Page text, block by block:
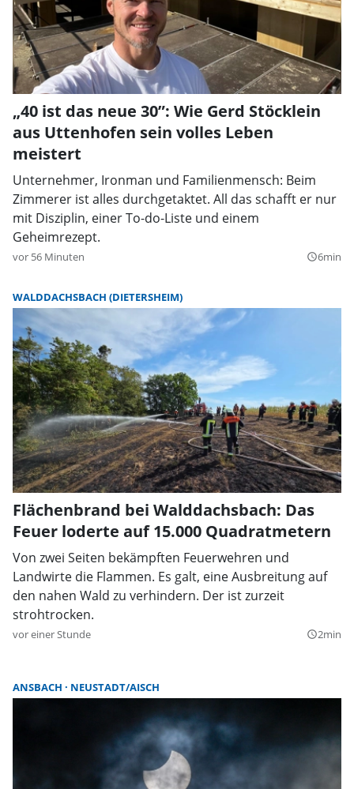
„40 ist das neue 30”: Wie Gerd Stöcklein
aus Uttenhofen sein volles Leben
meistert
Unternehmer, Ironman und Familienmensch: Beim
Zimmerer ist alles durchgetaktet. All das schafft er nur
mit Disziplin, einer To-do-Liste und einem
Geheimrezept.
vor 56 Minuten query_builder6min
WALDDACHSBACH (DIETERSHEIM)
Flächenbrand bei Walddachsbach: Das
Feuer loderte auf 15.000 Quadratmetern
Von zwei Seiten bekämpften Feuerwehren und
Landwirte die Flammen. Es galt, eine Ausbreitung auf
den nahen Wald zu verhindern. Der ist zurzeit
strohtrocken.
vor einer Stunde query_builder2min
ANSBACH NEUSTADT/AISCH